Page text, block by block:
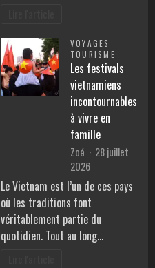
VOYAGES
TOURISME
Les festivals
vietnamiens
incontournables
à vivre en
famille
Zoé
28 juillet
2026
Le Vietnam est l’un de ces pays
où les traditions font
véritablement partie du
quotidien. Tout au long…